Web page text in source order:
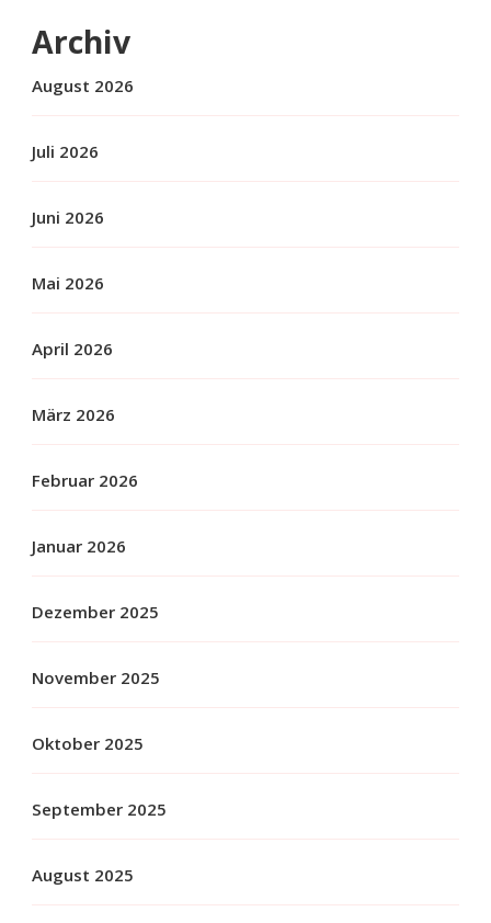
Archiv
August 2026
Juli 2026
Juni 2026
Mai 2026
April 2026
März 2026
Februar 2026
Januar 2026
Dezember 2025
November 2025
Oktober 2025
September 2025
August 2025